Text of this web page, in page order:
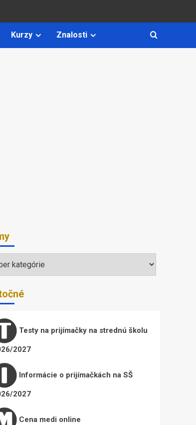
Kurzy Znalosti
Testy na prijímačky na strednú školu
2027
Informácie o prijímačkách na SŠ
2027
Cena medi online